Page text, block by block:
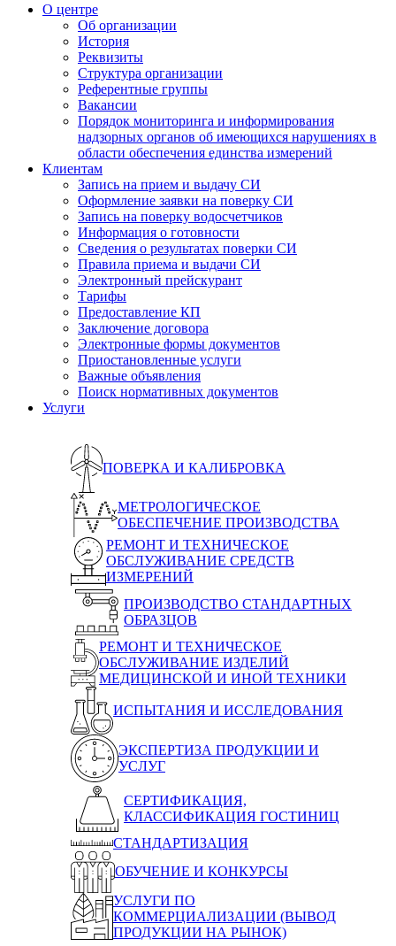
О центре
Об организации
История
Реквизиты
Структура организации
Референтные группы
Вакансии
Порядок мониторинга и информирования
надзорных органов об имеющихся нарушениях в
области обеспечения единства измерений
Клиентам
Запись на прием и выдачу СИ
Оформление заявки на поверку СИ
Запись на поверку водосчетчиков
Информация о готовности
Сведения о результатах поверки СИ
Правила приема и выдачи СИ
Электронный прейскурант
Тарифы
Предоставление КП
Заключение договора
Электронные формы документов
Приостановленные услуги
Важные объявления
Поиск нормативных документов
Услуги
ПОВЕРКА И КАЛИБРОВКА
МЕТРОЛОГИЧЕСКОЕ
ОБЕСПЕЧЕНИЕ ПРОИЗВОДСТВА
РЕМОНТ И ТЕХНИЧЕСКОЕ
ОБСЛУЖИВАНИЕ СРЕДСТВ
ИЗМЕРЕНИЙ
ПРОИЗВОДСТВО СТАНДАРТНЫХ
ОБРАЗЦОВ
РЕМОНТ И ТЕХНИЧЕСКОЕ
ОБСЛУЖИВАНИЕ ИЗДЕЛИЙ
МЕДИЦИНСКОЙ И ИНОЙ ТЕХНИКИ
ИСПЫТАНИЯ И ИССЛЕДОВАНИЯ
ЭКСПЕРТИЗА ПРОДУКЦИИ И
УСЛУГ
СЕРТИФИКАЦИЯ,
КЛАССИФИКАЦИЯ ГОСТИНИЦ
СТАНДАРТИЗАЦИЯ
ОБУЧЕНИЕ И КОНКУРСЫ
УСЛУГИ ПО
КОММЕРЦИАЛИЗАЦИИ (ВЫВОД
ПРОДУКЦИИ НА РЫНОК)